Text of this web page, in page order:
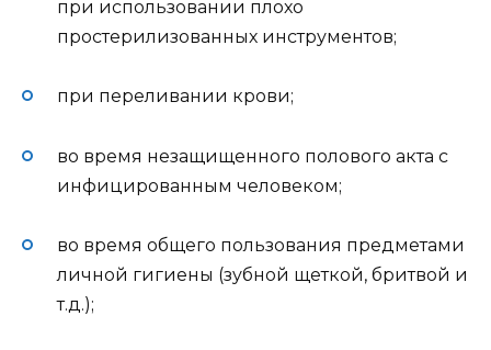
при использовании плохо
простерилизованных инструментов;
при переливании крови;
во время незащищенного полового акта с
инфицированным человеком;
во время общего пользования предметами
личной гигиены (зубной щеткой, бритвой и
т.д.);